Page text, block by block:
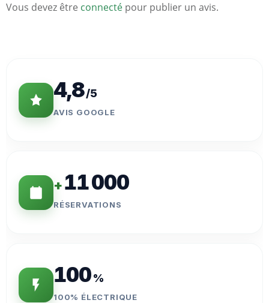
Vous devez être connecté pour publier un avis.
4,8/5
AVIS GOOGLE
+11 000
RÉSERVATIONS
100%
100% ÉLECTRIQUE